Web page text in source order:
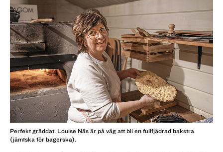
Perfekt gräddat. Louise Näs är på väg att bli en fullfjädrad bakstra
(jämtska för bagerska).